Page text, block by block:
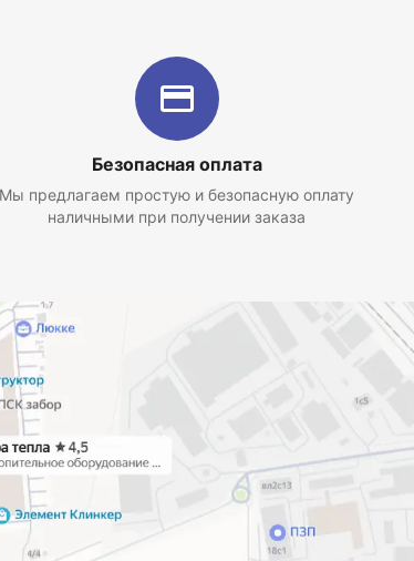
Безопасная оплата
Мы предлагаем простую и безопасную оплату
наличными при получении заказа